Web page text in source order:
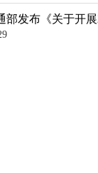
部发布《关于开